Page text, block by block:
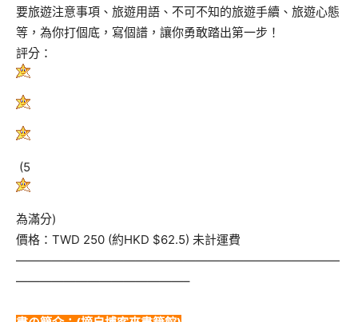
要旅遊注意事項、旅遊用語、不可不知的旅遊手續、旅遊心態
等，為你打個底，寫個譜，讓你勇敢踏出第一步！
評分：
(5
為滿分)
價格：TWD 250 (約HKD $62.5) 未計運費
———————————————————————————
——————————————–